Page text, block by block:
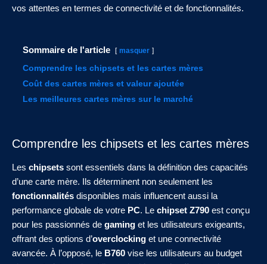
vos attentes en termes de connectivité et de fonctionnalités.
Sommaire de l'article masquer
Comprendre les chipsets et les cartes mères
Coût des cartes mères et valeur ajoutée
Les meilleures cartes mères sur le marché
Comprendre les chipsets et les cartes mères
Les chipsets sont essentiels dans la définition des capacités
d’une carte mère. Ils déterminent non seulement les
fonctionnalités disponibles mais influencent aussi la
performance globale de votre PC. Le chipset Z790 est conçu
pour les passionnés de gaming et les utilisateurs exigeants,
offrant des options d’overclocking et une connectivité
avancée. À l’opposé, le B760 vise les utilisateurs au budget